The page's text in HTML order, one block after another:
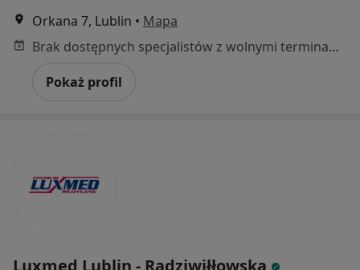
Orkana 7, Lublin • Mapa
Brak dostępnych specjalistów z wolnymi terminami w tym centrum medycznym.
Pokaż profil
Luxmed Lublin - Radziwiłłowska